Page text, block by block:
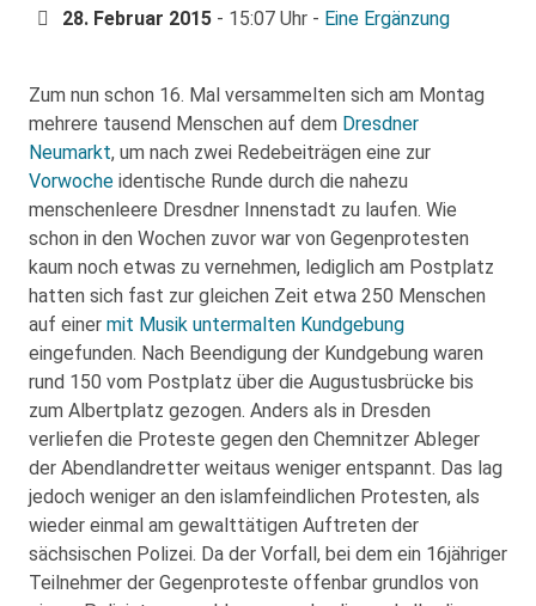
28. Februar 2015 - 15:07 Uhr - Eine Ergänzung
Zum nun schon 16. Mal versammelten sich am Montag
mehrere tausend Menschen auf dem Dresdner
Neumarkt, um nach zwei Redebeiträgen eine zur
Vorwoche identische Runde durch die nahezu
menschenleere Dresdner Innenstadt zu laufen. Wie
schon in den Wochen zuvor war von Gegenprotesten
kaum noch etwas zu vernehmen, lediglich am Postplatz
hatten sich fast zur gleichen Zeit etwa 250 Menschen
auf einer mit Musik untermalten Kundgebung
eingefunden. Nach Beendigung der Kundgebung waren
rund 150 vom Postplatz über die Augustusbrücke bis
zum Albertplatz gezogen. Anders als in Dresden
verliefen die Proteste gegen den Chemnitzer Ableger
der Abendlandretter weitaus weniger entspannt. Das lag
jedoch weniger an den islamfeindlichen Protesten, als
wieder einmal am gewalttätigen Auftreten der
sächsischen Polizei. Da der Vorfall, bei dem ein 16jähriger
Teilnehmer der Gegenproteste offenbar grundlos von